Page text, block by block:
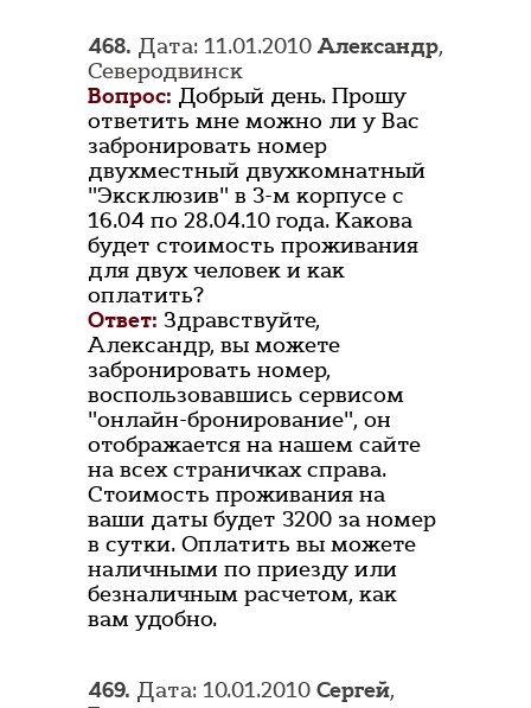
468. Дата: 11.01.2010Александр,
Северодвинск
Вопрос: Добрый день. Прошу
ответить мне можно ли у Вас
забронировать номер
двухместный двухкомнатный
"Эксклюзив" в 3-м корпусе с
16.04 по 28.04.10 года. Какова
будет стоимость проживания
для двух человек и как
оплатить?
Ответ: Здравствуйте,
Александр, вы можете
забронировать номер,
воспользовавшись сервисом
"онлайн-бронирование", он
отображается на нашем сайте
на всех страничках справа.
Стоимость проживания на
ваши даты будет 3200 за номер
в сутки. Оплатить вы можете
наличными по приезду или
безналичным расчетом, как
вам удобно.
469. Дата: 10.01.2010 Сергей,